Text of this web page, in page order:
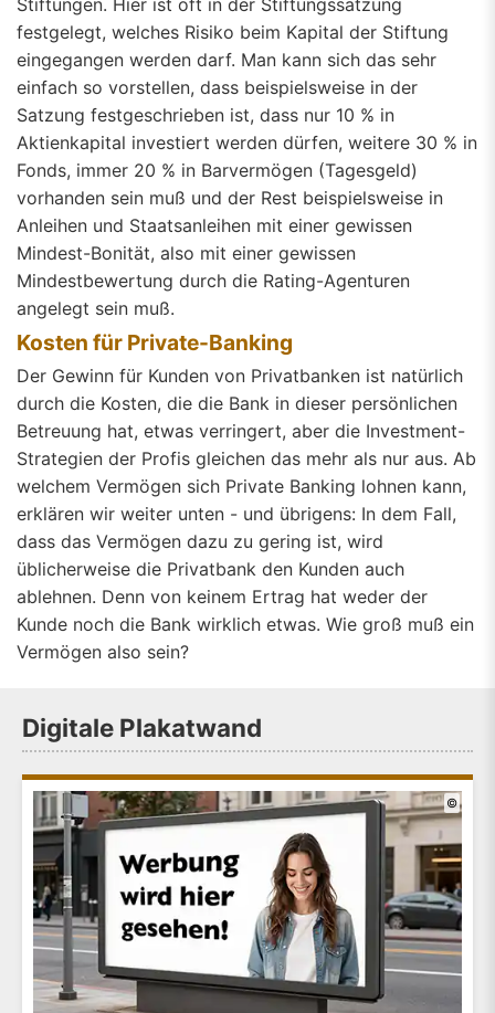
festgelegt, welches Risiko beim Kapital der Stiftung
eingegangen werden darf. Man kann sich das sehr
einfach so vorstellen, dass beispielsweise in der
Satzung festgeschrieben ist, dass nur 10 % in
Aktienkapital investiert werden dürfen, weitere 30 % in
Fonds, immer 20 % in Barvermögen (Tagesgeld)
vorhanden sein muß und der Rest beispielsweise in
Anleihen und Staatsanleihen mit einer gewissen
Mindest-Bonität, also mit einer gewissen
Mindestbewertung durch die Rating-Agenturen
angelegt sein muß.
Kosten für Private-Banking
Der Gewinn für Kunden von Privatbanken ist natürlich
durch die Kosten, die die Bank in dieser persönlichen
Betreuung hat, etwas verringert, aber die Investment-
Strategien der Profis gleichen das mehr als nur aus. Ab
welchem Vermögen sich Private Banking lohnen kann,
erklären wir weiter unten - und übrigens: In dem Fall,
dass das Vermögen dazu zu gering ist, wird
üblicherweise die Privatbank den Kunden auch
ablehnen. Denn von keinem Ertrag hat weder der
Kunde noch die Bank wirklich etwas. Wie groß muß ein
Vermögen also sein?
Digitale Plakatwand
©